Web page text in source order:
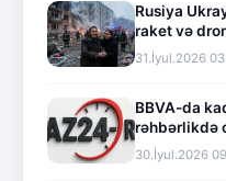
Rusiya
raket və
31.İyul.2026
BBVA-da
rəhbərlikdə
30.İyul.2026